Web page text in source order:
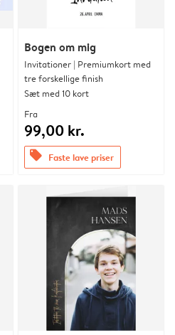
Bogen om mig
Invitationer | Premiumkort med
tre forskellige finish
Sæt med 10 kort
Fra
99,00 kr.
offers Faste lave priser